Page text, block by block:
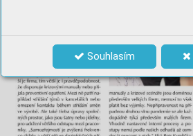
Souhlasím